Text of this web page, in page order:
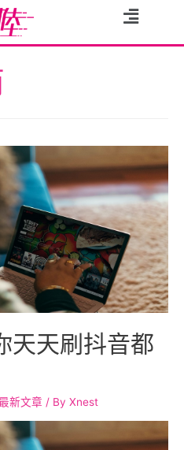
天天刷抖音都
新文章 / By Xnest